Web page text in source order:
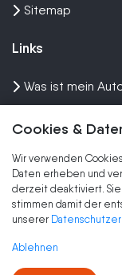
Cookies &
Wir verwenden
Daten erheben und
derzeit deaktiviert. Sie
stimmen damit der
unserer
Ablehnen
Sitemap
Links
Was ist mein
Wir kaufen dein
Marken
Auto verkaufen